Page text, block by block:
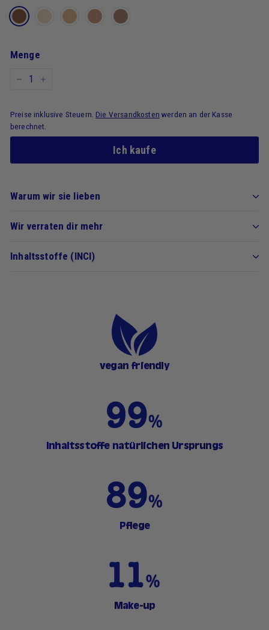
Menge
Preise inklusive Steuern. Die Versandkosten werden an der Kasse
berechnet.
Ich kaufe
Warum wir sie lieben
Wir verraten dir mehr
Inhaltsstoffe (INCI)
vegan friendly
Inhaltsstoffe natürlichen Ursprungs
Pflege
Make-up